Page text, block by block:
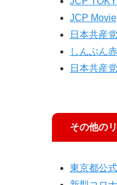
JCP Movie
日本共産
しんぶん
日本共産
その他の
東京都公